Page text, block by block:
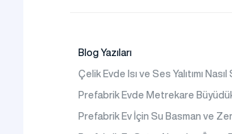
Blog Yazıları
Çelik Evde Isı ve Ses Yalıtımı Nasıl
Prefabrik Evde Metrekare
Prefabrik Ev İçin Su Basman ve